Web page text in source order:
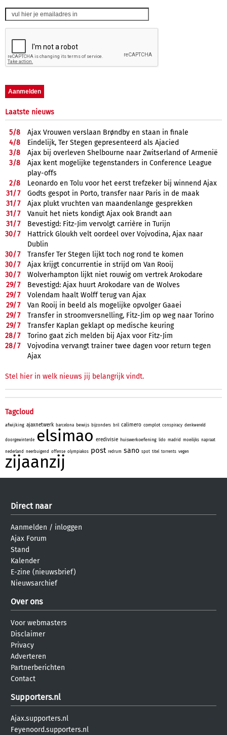
Laatste nieuws
5/8
Ajax Vrouwen verslaan Brøndby en staan in finale
4/8
Eindelijk, Ter Stegen gepresenteerd als Ajacied
3/8
Ajax bij overleven Shelbourne naar Zwitserland of Armenië
3/8
Ajax kent mogelijke tegenstanders in Conference League
play-offs
2/8
Leonardo en Tolu voor het eerst trefzeker bij winnend Ajax
31/7
Godts gespot in Porto, transfer naar Paris in de maak
31/7
Ajax plukt vruchten van maandenlange gesprekken
31/7
Vanuit het niets kondigt Ajax ook Brandt aan
31/7
Bevestigd: Fitz-Jim vervolgt carrière in Turijn
30/7
Hattrick Gloukh velt oordeel over Vojvodina, Ajax naar
Dublin
30/7
Transfer Ter Stegen lijkt toch nog rond te komen
30/7
Ajax krijgt concurrentie in strijd om Van Rooij
30/7
Wolverhampton lijkt niet rouwig om vertrek Arokodare
29/7
Bevestigd: Ajax huurt Arokodare van de Wolves
29/7
Volendam haalt Wolff terug van Ajax
29/7
Van Rooij in beeld als mogelijke opvolger Gaaei
29/7
Transfer in stroomversnelling, Fitz-Jim op weg naar Torino
29/7
Transfer Kaplan geklapt op medische keuring
28/7
Torino gaat zich melden bij Ajax voor Fitz-Jim
28/7
Vojvodina vervangt trainer twee dagen voor return tegen
Ajax
Stel hier in welk nieuws jij belangrijk vindt.
Tagcloud
afwijking ajaxnetwerk barcelona bewijs bijzonders bril calimero complot conspiracy denkwereld
doorgewinterde elsimao eredivisie huiswerkoefening lido madrid moeilijks napraat
nederland neerbuigend offense olympiakos post redrum sano spot titel torrents vegen
zijaanzij
Direct naar
Aanmelden / inloggen
Ajax Forum
Stand
Kalender
E-zine (nieuwsbrief)
Nieuwsarchief
Over ons
Voor webmasters
Disclaimer
Privacy
Adverteren
Partnerberichten
Contact
Supporters.nl
Ajax.supporters.nl
Feyenoord.supporters.nl